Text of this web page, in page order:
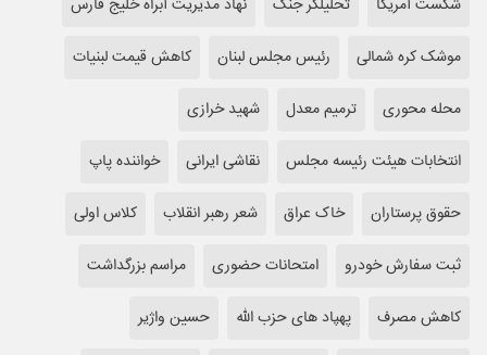
موشک کره شمالی
رئیس مجلس لبنان
کاهش قیمت لبنیات
محله محوری
ترمیم معدل
شهید خرازی
انتخابات هیئت رئیسه مجلس
نقاشی ایرانی
خواننده پاپ
حقوق پرستاران
خاک عراق شعر رهبر انقلاب
کلاس اولی
ثبت سفارش خودرو
امتحانات حضوری
مراسم بزرگداشت
کاهش مصرف
پهپاد های حزب الله
حسین واژیر